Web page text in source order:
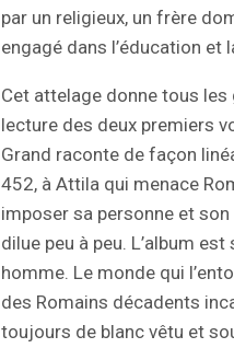
par un religieux, un frère
engagé dans l’éducation et
Cet attelage donne tous
lecture des deux premiers
Grand raconte de façon
452, à Attila qui menace
imposer sa personne et
dilue peu à peu. L’album
homme. Le monde qui
des Romains décadents
toujours de blanc vêtu et